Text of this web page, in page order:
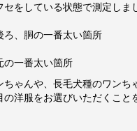
をしている状態で測定しま
ろ、胴の一番太い箇所
の一番太い箇所
ゃんや、長毛犬種のワンち
の洋服をお選びいただくこと